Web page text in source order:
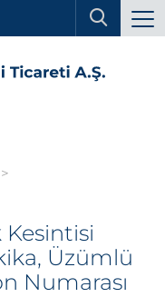
Üzümlü
Numarası